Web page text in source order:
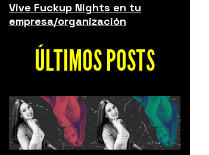
Vive Fuckup Nights en tu
empresa/organización
ÚLTIMOS POSTS